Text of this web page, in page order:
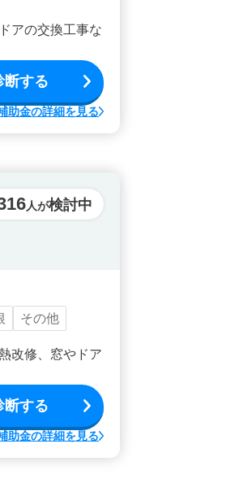
アの交換工事な
断する
助金の詳細を見る
人が検討中
その他
改修、窓やドア
断する
助金の詳細を見る